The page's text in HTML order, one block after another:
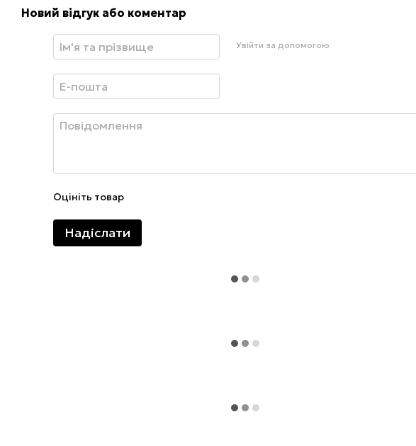
Новий відгук або коментар
Увійти за допомогою
Оцініть товар
Надіслати